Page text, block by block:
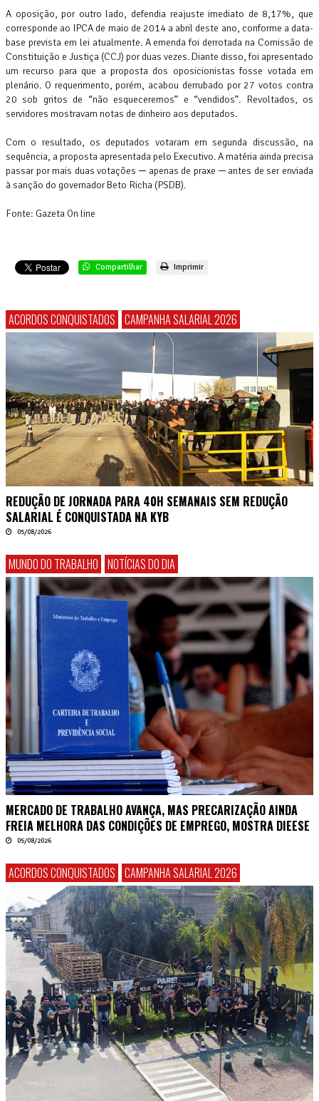
A oposição, por outro lado, defendia reajuste imediato de 8,17%, que
corresponde ao IPCA de maio de 2014 a abril deste ano, conforme a data-
base prevista em lei atualmente. A emenda foi derrotada na Comissão de
Constituição e Justiça (CCJ) por duas vezes. Diante disso, foi apresentado
um recurso para que a proposta dos oposicionistas fosse votada em
plenário. O requerimento, porém, acabou derrubado por 27 votos contra
20 sob gritos de “não esqueceremos” e “vendidos”. Revoltados, os
servidores mostravam notas de dinheiro aos deputados.
Com o resultado, os deputados votaram em segunda discussão, na
sequência, a proposta apresentada pelo Executivo. A matéria ainda precisa
passar por mais duas votações ─ apenas de praxe ─ antes de ser enviada
à sanção do governador Beto Richa (PSDB).
Fonte: Gazeta On line
Compartilhar Imprimir
ACORDOS CONQUISTADOS CAMPANHA SALARIAL 2026
REDUÇÃO DE JORNADA PARA 40H SEMANAIS SEM REDUÇÃO
SALARIAL É CONQUISTADA NA KYB
05/08/2026
MUNDO DO TRABALHO NOTÍCIAS DO DIA
MERCADO DE TRABALHO AVANÇA, MAS PRECARIZAÇÃO AINDA
FREIA MELHORA DAS CONDIÇÕES DE EMPREGO, MOSTRA DIEESE
05/08/2026
ACORDOS CONQUISTADOS CAMPANHA SALARIAL 2026